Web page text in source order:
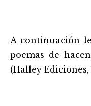
A continuación
poemas de
(Halley Ediciones,